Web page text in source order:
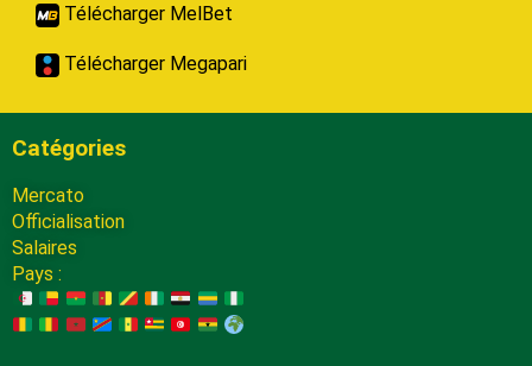
Télécharger MelBet
Télécharger Megapari
Catégories
Mercato
Officialisation
Salaires
Pays :